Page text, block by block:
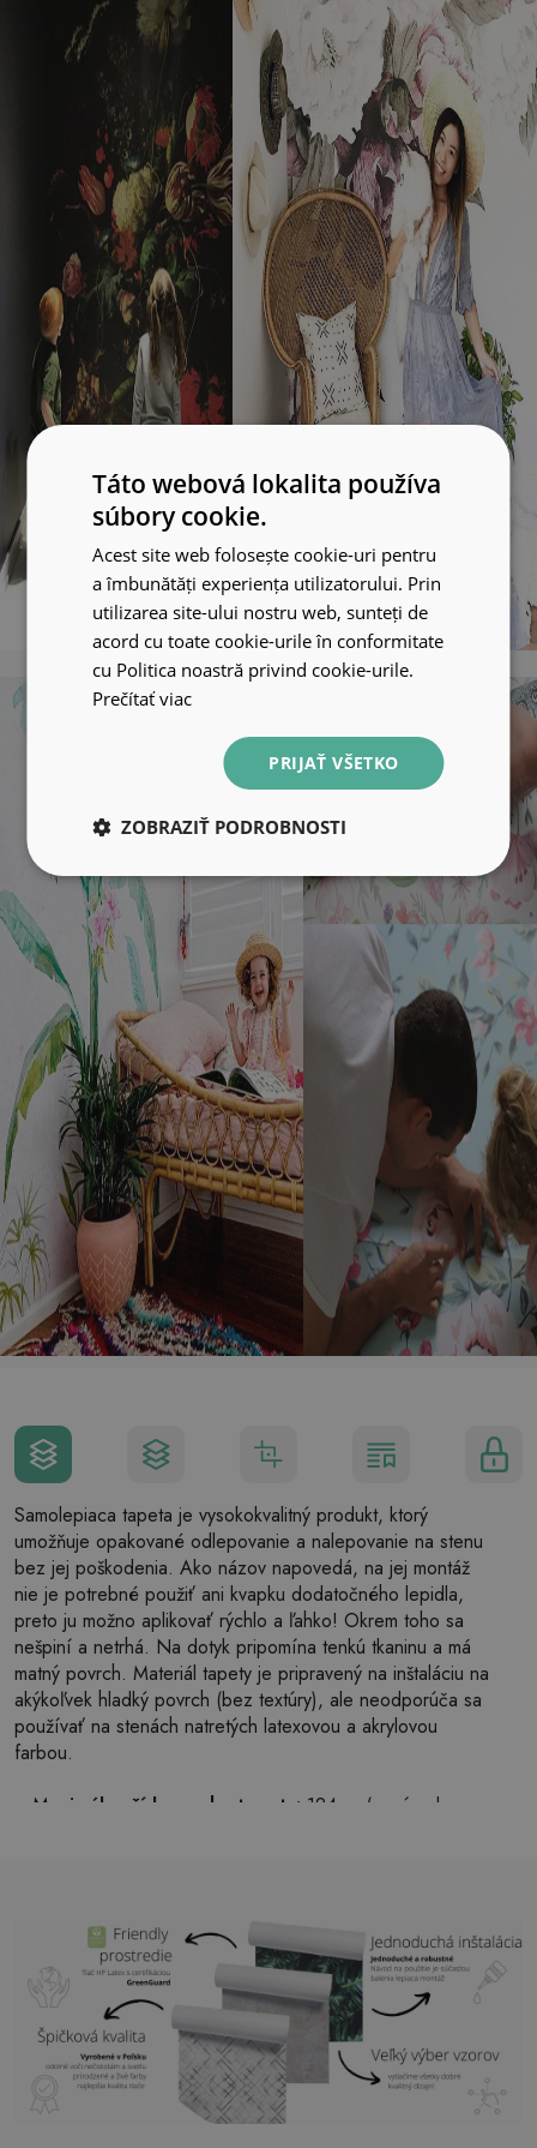
Samolepiaca tapeta je vysokokvalitný produkt, ktorý
umožňuje opakované odlepovanie a nalepovanie na stenu
bez jej poškodenia. Ako názov napovedá, na jej montáž
nie je potrebné použiť ani kvapku dodatočného lepidla,
preto ju možno aplikovať rýchlo a ľahko! Okrem toho sa
nešpiní a netrhá. Na dotyk pripomína tenkú tkaninu a má
matný povrch. Materiál tapety je pripravený na inštaláciu na
akýkoľvek hladký povrch (bez textúry), ale neodporúča sa
používať na stenách natretých latexovou a akrylovou
farbou.
Maximálna šírka pruhu tapety: 124cm (v prípade
Lepidlo: Nie je potrebné
Použitie:Obývačka, spálňa, kancelárske priestory,
predsieň a mnoho ďalších
Táto webová lokalita používa
súbory cookie.
Acest site web folosește cookie-uri pentru
a îmbunătăți experiența utilizatorului. Prin
utilizarea site-ului nostru web, sunteți de
acord cu toate cookie-urile în conformitate
cu Politica noastră privind cookie-urile.
Prečítať viac
PRIJAŤ VŠETKO
ZOBRAZIŤ PODROBNOSTI